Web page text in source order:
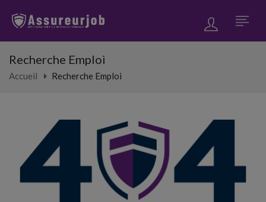
Recherche Emploi
Accueil Recherche Emploi